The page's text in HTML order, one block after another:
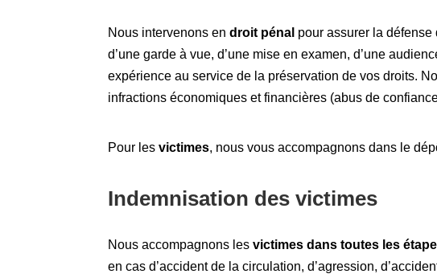
Nous intervenons endroit pénal pour assurer la défense
d’une garde à vue, d’une mise en examen, d’une
expérience au service de la préservation de vos droits.
infractions économiques et financières (abus de
Pour lesvictimes, nous vous accompagnons dans le
Indemnisation des victimes
Nous accompagnons lesvictimes dans toutes les
en cas d’accident de la circulation, d’agression,